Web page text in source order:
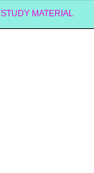
STUDY MATERIAL